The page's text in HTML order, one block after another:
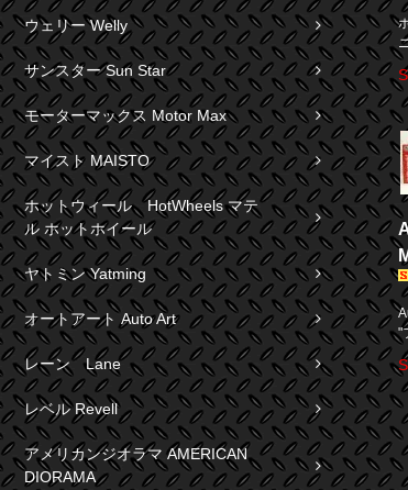
ウェリー Welly
サンスター Sun Star
モーターマックス Motor Max
マイスト MAISTO
ホットウィール HotWheels マテ
ル ホットホイール
ヤトミン Yatming
オートアート Auto Art
レーン Lane
レベル Revell
アメリカンジオラマ AMERICAN
DIORAMA
"